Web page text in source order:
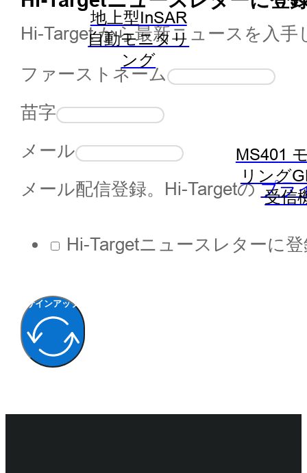
地上型InSAR
自動モニタリ
ング
MS401
リング
受信
Hi-Target から最新ニュースを入
ファーストネーム
苗字
メール
メール配信登録。Hi-Targetのプラ
Hi-Targetニュースレターに
サインアップ